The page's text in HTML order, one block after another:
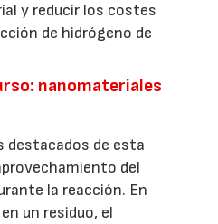
y reducir los costes
de hidrógeno de
nanomateriales
destacados de esta
del
la reacción. En
un residuo, el